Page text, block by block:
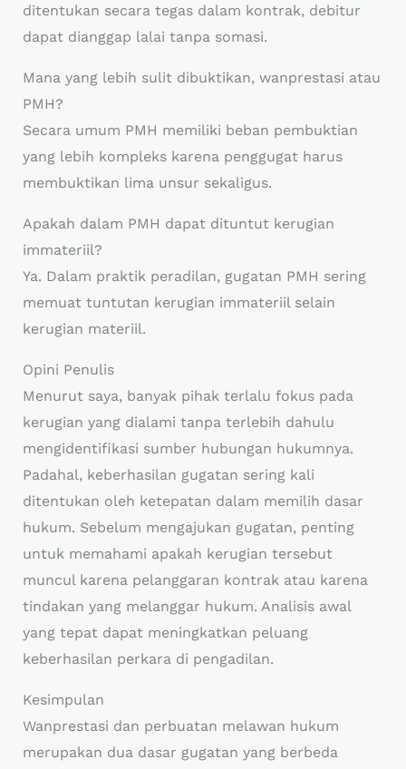
ditentukan secara tegas dalam kontrak, debitur
dapat dianggap lalai tanpa somasi.
Mana yang lebih sulit dibuktikan, wanprestasi atau
PMH?
Secara umum PMH memiliki beban pembuktian
yang lebih kompleks karena penggugat harus
membuktikan lima unsur sekaligus.
Apakah dalam PMH dapat dituntut kerugian
immateriil?
Ya. Dalam praktik peradilan, gugatan PMH sering
memuat tuntutan kerugian immateriil selain
kerugian materiil.
Opini Penulis
Menurut saya, banyak pihak terlalu fokus pada
kerugian yang dialami tanpa terlebih dahulu
mengidentifikasi sumber hubungan hukumnya.
Padahal, keberhasilan gugatan sering kali
ditentukan oleh ketepatan dalam memilih dasar
hukum. Sebelum mengajukan gugatan, penting
untuk memahami apakah kerugian tersebut
muncul karena pelanggaran kontrak atau karena
tindakan yang melanggar hukum. Analisis awal
yang tepat dapat meningkatkan peluang
keberhasilan perkara di pengadilan.
Kesimpulan
Wanprestasi dan perbuatan melawan hukum
merupakan dua dasar gugatan yang berbeda